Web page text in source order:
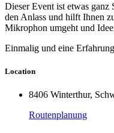
Dieser Event ist etwas
den Anlass und hilft Ihnen
Mikrophon umgeht und
Einmalig und eine
Location
8406 Winterthur,
Routenplanung